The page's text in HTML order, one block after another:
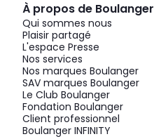
À propos de Boulanger
Qui sommes nous
Plaisir partagé
L'espace Presse
Nos services
Nos marques Boulanger
SAV marques Boulanger
Le Club Boulanger
Fondation Boulanger
Client professionnel
Boulanger INFINITY